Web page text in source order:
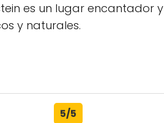
es un lugar encantador y
y naturales.
5/5